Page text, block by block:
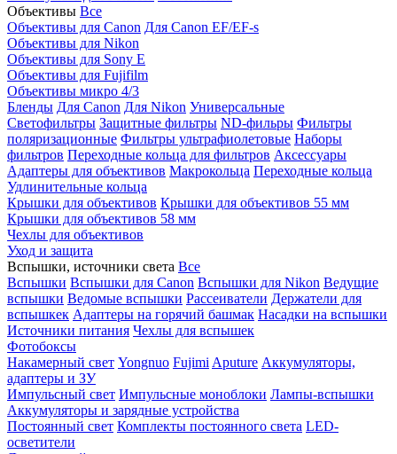
Объективы Все
Объективы для Canon Для Canon EF/EF-s
Объективы для Nikon
Объективы для Sony E
Объективы для Fujifilm
Объективы микро 4/3
Бленды Для Canon Для Nikon Универсальные
Светофильтры Защитные фильтры ND-фильры Фильтры
поляризационные Фильтры ультрафиолетовые Наборы
фильтров Переходные кольца для фильтров Аксессуары
Адаптеры для объективов Макрокольца Переходные кольца
Удлинительные кольца
Крышки для объективов Крышки для объективов 55 мм
Крышки для объективов 58 мм
Чехлы для объективов
Уход и защита
Вспышки, источники света Все
Вспышки Вспышки для Canon Вспышки для Nikon Ведущие
вспышки Ведомые вспышки Рассеиватели Держатели для
вспышкек Адаптеры на горячий башмак Насадки на вспышки
Источники питания Чехлы для вспышек
Фотобоксы
Накамерный свет Yongnuo Fujimi Aputure Аккумуляторы,
адаптеры и ЗУ
Импульсный свет Импульсные моноблоки Лампы-вспышки
Аккумуляторы и зарядные устройства
Постоянный свет Комплекты постоянного света LED-
осветители